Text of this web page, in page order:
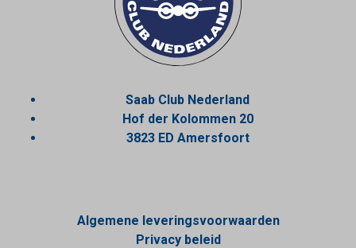
Saab Club Nederland
Hof der Kolommen 20
3823 ED Amersfoort
Algemene leveringsvoorwaarden
Privacy beleid